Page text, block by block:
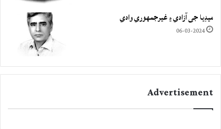
ميڊيا جي آزادي ۽ غيرجمھوري وادي
06-03-2024
Advertisement